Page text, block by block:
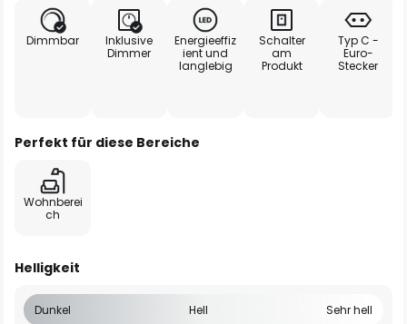
Dimmbar
Inklusive
Dimmer
Energieeffiz
ient und
langlebig
Schalter
am
Produkt
Typ C -
Euro-
Stecker
Perfekt für diese Bereiche
Wohnberei
ch
Helligkeit
Dunkel Hell Sehr hell